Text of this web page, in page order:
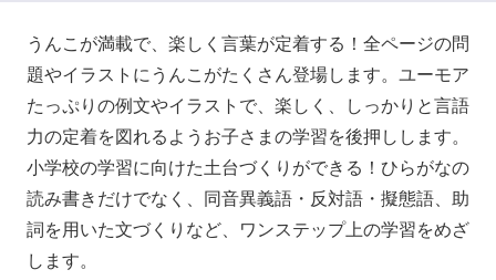
うんこが満載で、楽しく言葉が定着する！全ページの問
題やイラストにうんこがたくさん登場します。ユーモア
たっぷりの例文やイラストで、楽しく、しっかりと言語
力の定着を図れるようお子さまの学習を後押しします。
小学校の学習に向けた土台づくりができる！ひらがなの
読み書きだけでなく、同音異義語・反対語・擬態語、助
詞を用いた文づくりなど、ワンステップ上の学習をめざ
します。